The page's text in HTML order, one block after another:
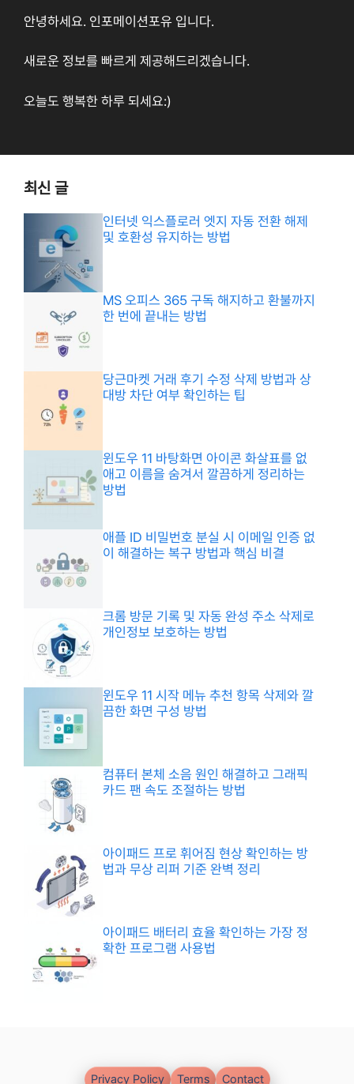
안녕하세요. 인포메이션포유 입니다.
새로운 정보를 빠르게 제공해드리겠습니다.
오늘도 행복한 하루 되세요:)
최신 글
인터넷 익스플로러 엣지 자동 전환 해제
및 호환성 유지하는 방법
MS 오피스 365 구독 해지하고 환불까지
한 번에 끝내는 방법
당근마켓 거래 후기 수정 삭제 방법과 상
대방 차단 여부 확인하는 팁
윈도우 11 바탕화면 아이콘 화살표를 없
애고 이름을 숨겨서 깔끔하게 정리하는
방법
애플 ID 비밀번호 분실 시 이메일 인증 없
이 해결하는 복구 방법과 핵심 비결
크롬 방문 기록 및 자동 완성 주소 삭제로
개인정보 보호하는 방법
윈도우 11 시작 메뉴 추천 항목 삭제와 깔
끔한 화면 구성 방법
컴퓨터 본체 소음 원인 해결하고 그래픽
카드 팬 속도 조절하는 방법
아이패드 프로 휘어짐 현상 확인하는 방
법과 무상 리퍼 기준 완벽 정리
아이패드 배터리 효율 확인하는 가장 정
확한 프로그램 사용법
Privacy Policy Terms Contact